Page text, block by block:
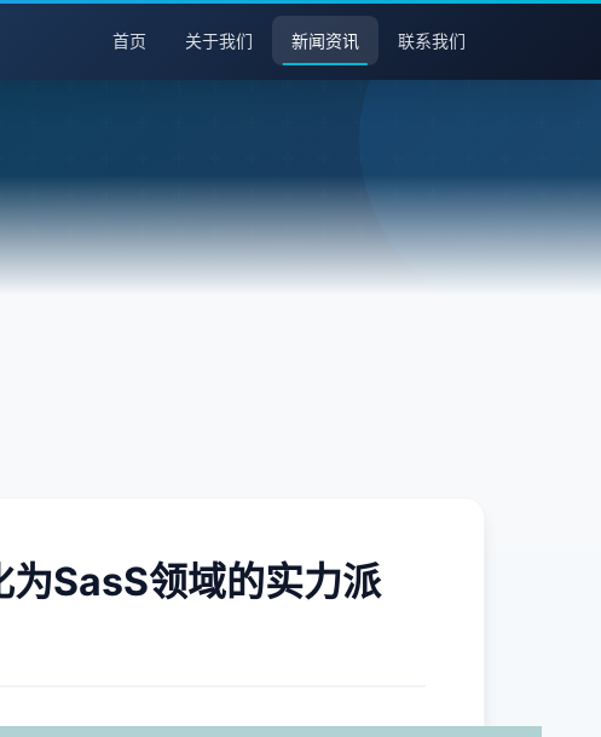
首页 关于我们 新闻资讯 联系我们
SasS领域的实力派